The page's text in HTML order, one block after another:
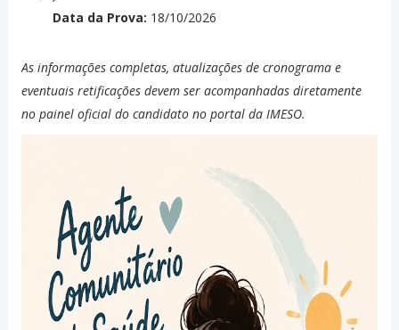
Data da Prova: 18/10/2026
As informações completas, atualizações de cronograma e
eventuais retificações devem ser acompanhadas diretamente
no painel oficial do candidato no portal da IMESO.